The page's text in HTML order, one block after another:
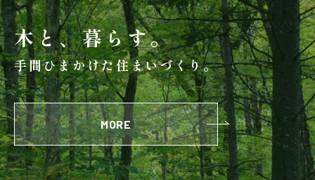
設計・施工品質管理
検査・アフターメンテナンス
家づくりのスケジュール
よくあるご質問 店舗紹介
木と、暮らす。
手間ひまかけた住まいづくり。
MORE